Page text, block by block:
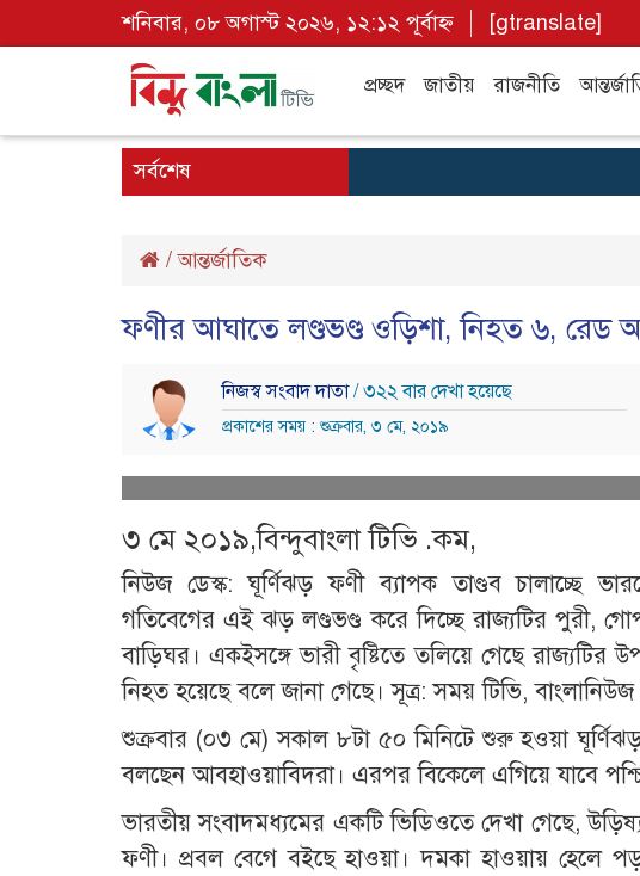
শনিবার, ০৮ অগাস্ট ২০২৬, ১২:১২ পূর্বাহ্ন [gtranslate]
প্রচ্ছদ জাতীয় রাজনীতি
সর্বশেষ
/আন্তর্জাতিক
ফণীর আঘাতে লণ্ডভণ্ড ওড়িশা, নিহত ৬, রেড
নিজস্ব সংবাদ দাতা/ ৩২২ বার দেখা হয়েছে
প্রকাশের সময় : শুক্রবার, ৩ মে, ২০১৯
৩ মে ২০১৯,বিন্দুবাংলা টিভি .কম,
নিউজ ডেস্ক: ঘূর্ণিঝড় ফণী ব্যাপক তাণ্ডব চালাচ্ছে
গতিবেগের এই ঝড় লণ্ডভণ্ড করে দিচ্ছে রাজ্যটির পুরী,
বাড়িঘর। একইসঙ্গে ভারী বৃষ্টিতে তলিয়ে গেছে
নিহত হয়েছে বলে জানা গেছে। সূত্র: সময় টিভি,
শুক্রবার (০৩ মে) সকাল ৮টা ৫০ মিনিটে শুরু হওয়া
বলছেন আবহাওয়াবিদরা। এরপর বিকেলে এগিয়ে যাবে
ভারতীয় সংবাদমধ্যমের একটি ভিডিওতে দেখা গেছে,
ফণী। প্রবল বেগে বইছে হাওয়া। দমকা হাওয়ায় হেলে